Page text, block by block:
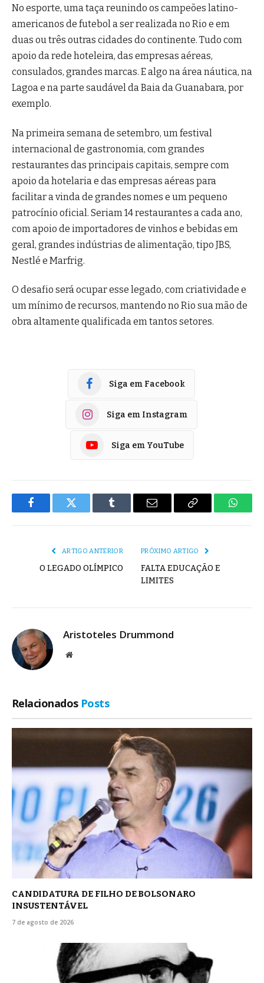
No esporte, uma taça reunindo os campeões latino-
americanos de futebol a ser realizada no Rio e em
duas ou três outras cidades do continente. Tudo com
apoio da rede hoteleira, das empresas aéreas,
consulados, grandes marcas. E algo na área náutica, na
Lagoa e na parte saudável da Baia da Guanabara, por
exemplo.
Na primeira semana de setembro, um festival
internacional de gastronomia, com grandes
restaurantes das principais capitais, sempre com
apoio da hotelaria e das empresas aéreas para
facilitar a vinda de grandes nomes e um pequeno
patrocínio oficial. Seriam 14 restaurantes a cada ano,
com apoio de importadores de vinhos e bebidas em
geral, grandes indústrias de alimentação, tipo JBS,
Nestlé e Marfrig.
O desafio será ocupar esse legado, com criatividade e
um mínimo de recursos, mantendo no Rio sua mão de
obra altamente qualificada em tantos setores.
Siga em Facebook
Siga em Instagram
Siga em YouTube
FacebookTwitter Tumblr
E-
Copiar
ARTIGO ANTERIOR
O LEGADO OLÍMPICO
PRÓXIMO ARTIGO
FALTA EDUCAÇÃO E
LIMITES
Aristoteles Drummond
Site
Relacionados Posts
CANDIDATURA DE FILHO DE BOLSONARO
INSUSTENTÁVEL
7 de agosto de 2026